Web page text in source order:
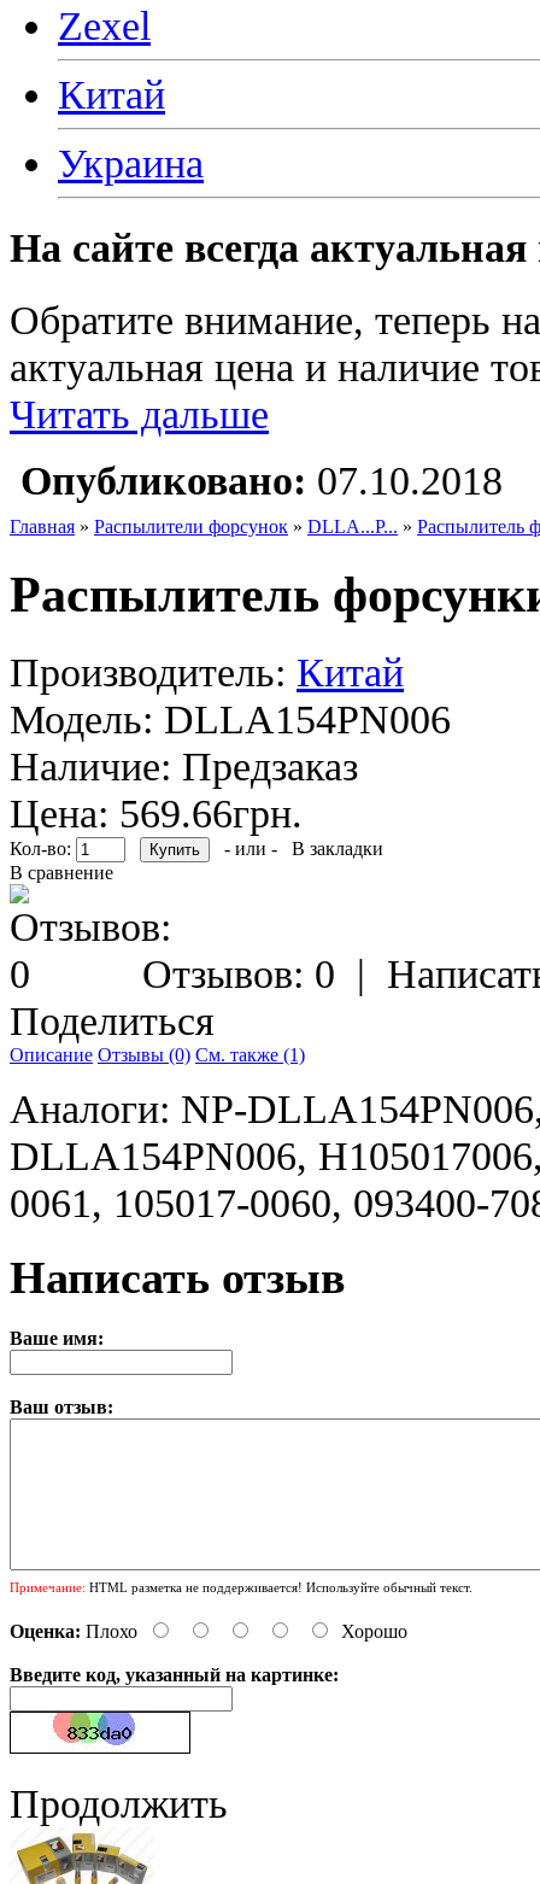
Zexel
Китай
Украина
На сайте всегда
Обратите внимание, теперь
актуальная цена и наличие
Читать дальше
Опубликовано: 07.10.2018
Главная » Распылители форсунок » DLLA...P... » Распылитель
Распылитель
Производитель: Китай
Модель: DLLA154PN006
Наличие: Предзаказ
Цена: 569.66грн.
Кол-во: - или -
В закладки
В сравнение
Отзывов: 0 |
Поделиться
Описание Отзывы (0) См. также (1)
Аналоги: NP-
DLLA154PN006,
0061, 105017-0060, 093400-
Написать отзыв
Ваше имя:
Ваш отзыв:
Примечание: HTML разметка не поддерживается! Используйте обычный текст.
Оценка: Плохо Хорошо
Введите код, указанный на картинке:
Продолжить